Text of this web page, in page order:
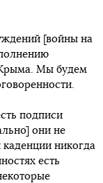
[войны на
Мы будем
подписи
они не
никогда
есть